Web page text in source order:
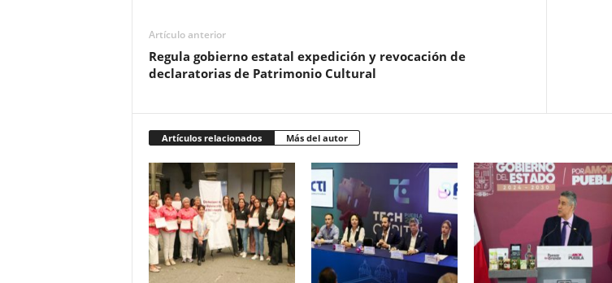
Artículo anterior
Regula gobierno estatal expedición y revocación de
declaratorias de Patrimonio Cultural
Artículos relacionados Más del autor